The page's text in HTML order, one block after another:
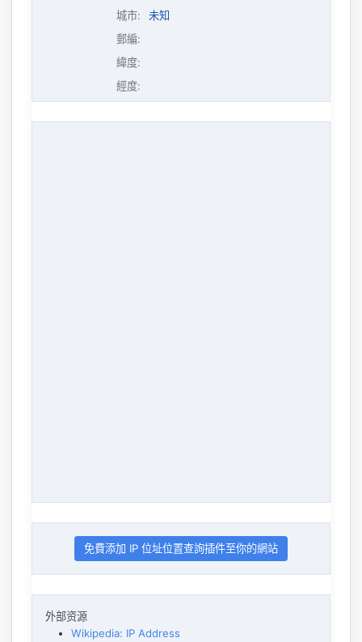
城市:
未知
郵編:
緯度:
經度:
免費添加 IP 位址位置查詢插件至你的網站
外部资源
Wikipedia: IP Address